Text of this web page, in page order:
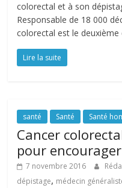
colorectal et à son
Responsable de 18 000
colorectal est le
Lire la suite
santé Santé Santé
Cancer
pour
7 novembre 2016
dépistage, médecin